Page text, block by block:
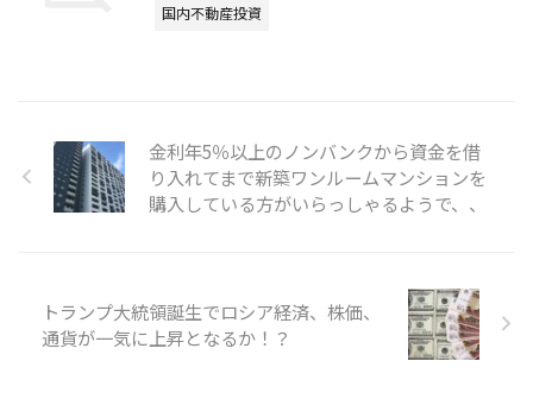
国内不動産投資
金利年5％以上のノンバンクから資金を借
り入れてまで新築ワンルームマンションを
購入している方がいらっしゃるようで、、
トランプ大統領誕生でロシア経済、株価、
通貨が一気に上昇となるか！？